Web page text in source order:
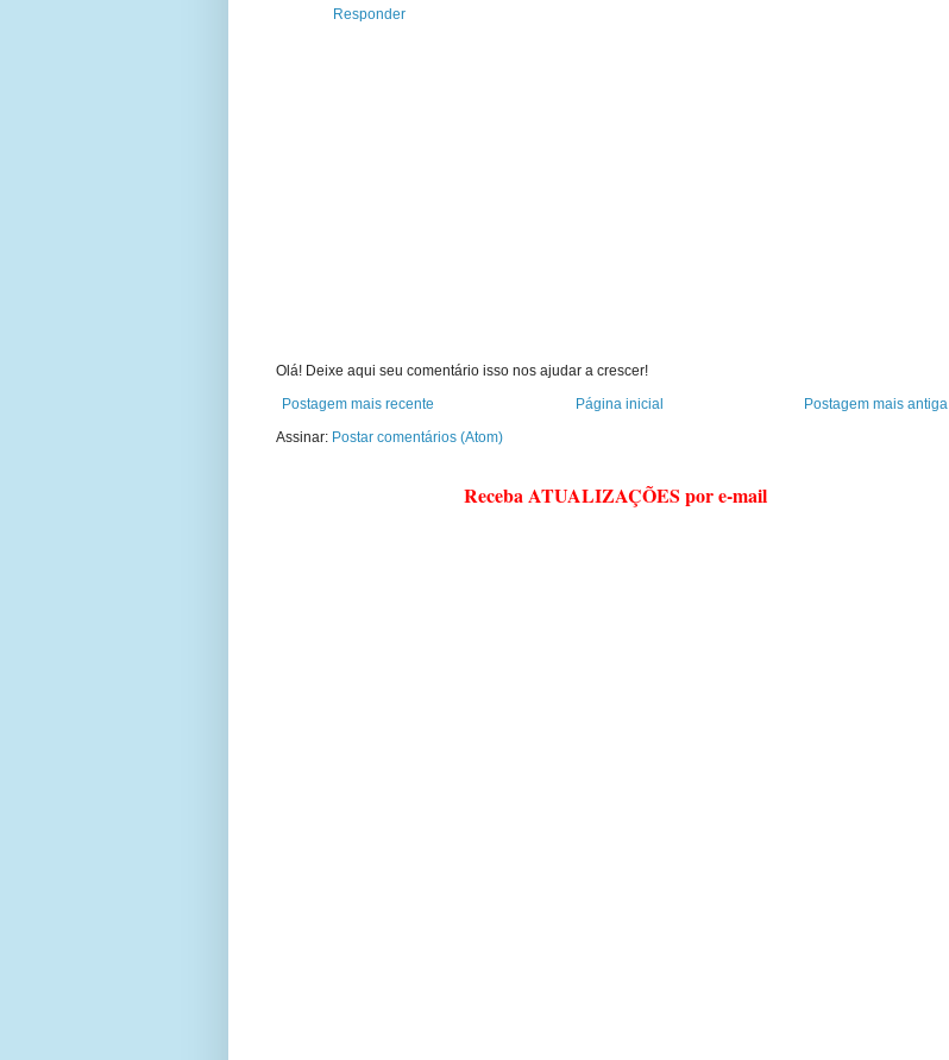
Responder
Olá! Deixe aqui seu comentário isso nos ajudar a crescer!
Postagem mais recente
Postagem mais antiga
Página inicial
Assinar: Postar comentários (Atom)
Receba ATUALIZAÇÕES por e-mail